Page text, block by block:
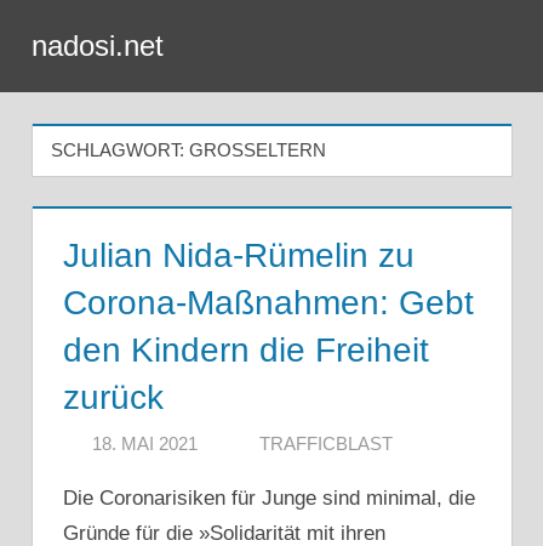
Inhalt
springen
nadosi.net
SCHLAGWORT: GROSSELTERN
Julian Nida-Rümelin zu
Corona-Maßnahmen: Gebt
den Kindern die Freiheit
zurück
18. MAI 2021 TRAFFICBLAST
Die Coronarisiken für Junge sind minimal, die
Gründe für die »Solidarität mit ihren